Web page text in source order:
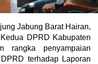
Jabung Barat Hairan,
DPRD Kabupaten
rangka penyampaian
terhadap Laporan